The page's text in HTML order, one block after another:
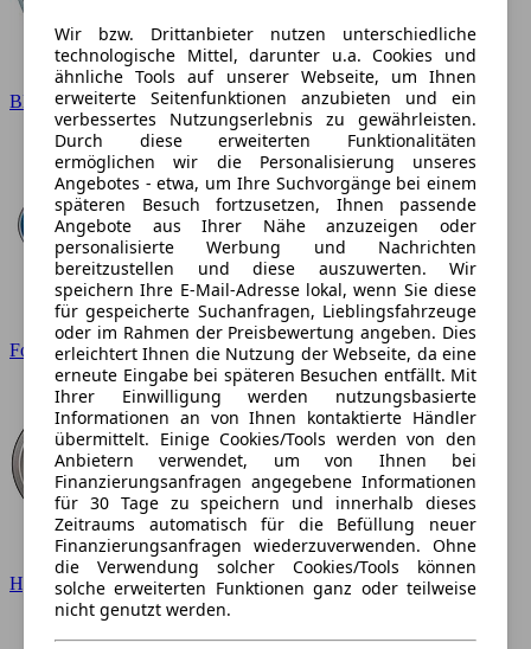
BMW
Ford
Hyundai
Wir bzw. Drittanbieter nutzen unterschiedliche
technologische Mittel, darunter u.a. Cookies und
ähnliche Tools auf unserer Webseite, um Ihnen
erweiterte Seitenfunktionen anzubieten und ein
verbessertes Nutzungserlebnis zu gewährleisten.
Durch diese erweiterten Funktionalitäten
ermöglichen wir die Personalisierung unseres
Angebotes - etwa, um Ihre Suchvorgänge bei einem
späteren Besuch fortzusetzen, Ihnen passende
Angebote aus Ihrer Nähe anzuzeigen oder
personalisierte Werbung und Nachrichten
bereitzustellen und diese auszuwerten. Wir
speichern Ihre E-Mail-Adresse lokal, wenn Sie diese
für gespeicherte Suchanfragen, Lieblingsfahrzeuge
oder im Rahmen der Preisbewertung angeben. Dies
erleichtert Ihnen die Nutzung der Webseite, da eine
erneute Eingabe bei späteren Besuchen entfällt. Mit
Ihrer Einwilligung werden nutzungsbasierte
Informationen an von Ihnen kontaktierte Händler
übermittelt. Einige Cookies/Tools werden von den
Anbietern verwendet, um von Ihnen bei
Finanzierungsanfragen angegebene Informationen
für 30 Tage zu speichern und innerhalb dieses
Zeitraums automatisch für die Befüllung neuer
Finanzierungsanfragen wiederzuverwenden. Ohne
die Verwendung solcher Cookies/Tools können
solche erweiterten Funktionen ganz oder teilweise
nicht genutzt werden.